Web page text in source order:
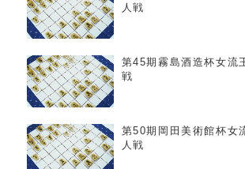
人戦
第45期霧島酒造杯女流
戦
第50期岡田美術館杯女
人戦